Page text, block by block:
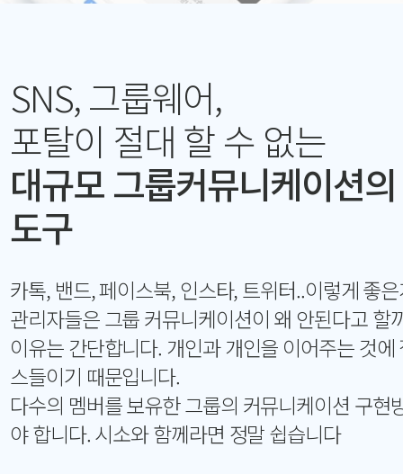
SNS, 그룹웨어,
포탈이 절대 할 수 없는
대규모 그룹커뮤니케이션
도구
카톡, 밴드, 페이스북, 인스타, 트위터..이렇게 좋
관리자들은 그룹 커뮤니케이션이 왜 안된다고 할
이유는 간단합니다. 개인과 개인을 이어주는 것에
스들이기 때문입니다.
다수의 멤버를 보유한 그룹의 커뮤니케이션 구현
야 합니다. 시소와 함께라면 정말 쉽습니다